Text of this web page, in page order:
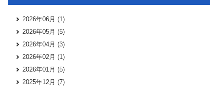
2026年06月 (1)
2026年05月 (5)
2026年04月 (3)
2026年02月 (1)
2026年01月 (5)
2025年12月 (7)